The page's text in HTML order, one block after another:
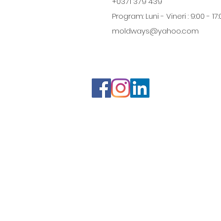
Program: Luni - Vineri : 9:00 -
moldways@yahoo.com